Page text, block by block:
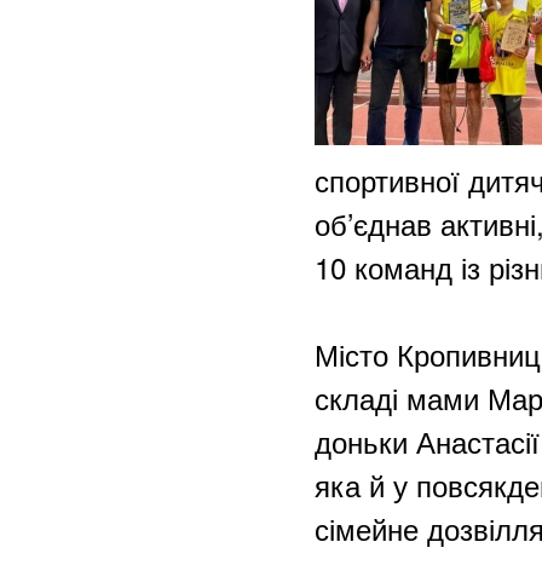
спортивної
об’єднав
10 команд із
Місто
складі мами
доньки
яка й у
сімейне